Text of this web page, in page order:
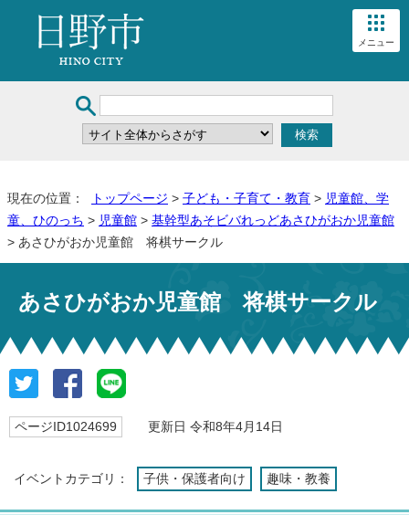
メニュー
現在の位置： トップページ > 子ども・子育て・教育 > 児童館、学
童、ひのっち > 児童館 > 基幹型あそビバれっどあさひがおか児童館
> あさひがおか児童館 将棋サークル
あさひがおか児童館 将棋サークル
ページID1024699 更新日 令和8年4月14日
イベントカテゴリ： 子供・保護者向け 趣味・教養